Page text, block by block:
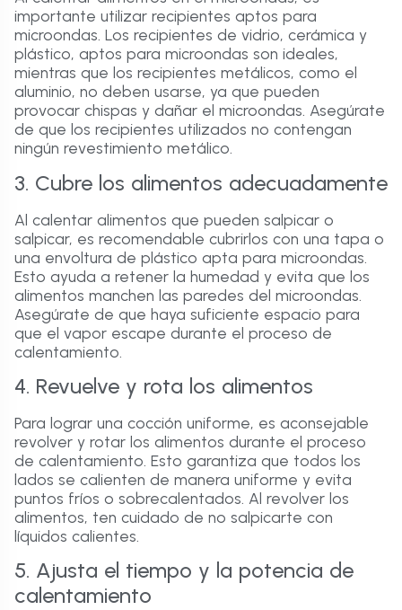
importante utilizar recipientes aptos para
microondas. Los recipientes de vidrio, cerámica y
plástico, aptos para microondas son ideales,
mientras que los recipientes metálicos, como el
aluminio, no deben usarse, ya que pueden
provocar chispas y dañar el microondas. Asegúrate
de que los recipientes utilizados no contengan
ningún revestimiento metálico.
3. Cubre los alimentos adecuadamente
Al calentar alimentos que pueden salpicar o
salpicar, es recomendable cubrirlos con una tapa o
una envoltura de plástico apta para microondas.
Esto ayuda a retener la humedad y evita que los
alimentos manchen las paredes del microondas.
Asegúrate de que haya suficiente espacio para
que el vapor escape durante el proceso de
calentamiento.
4. Revuelve y rota los alimentos
Para lograr una cocción uniforme, es aconsejable
revolver y rotar los alimentos durante el proceso
de calentamiento. Esto garantiza que todos los
lados se calienten de manera uniforme y evita
puntos fríos o sobrecalentados. Al revolver los
alimentos, ten cuidado de no salpicarte con
líquidos calientes.
5. Ajusta el tiempo y la potencia de
calentamiento